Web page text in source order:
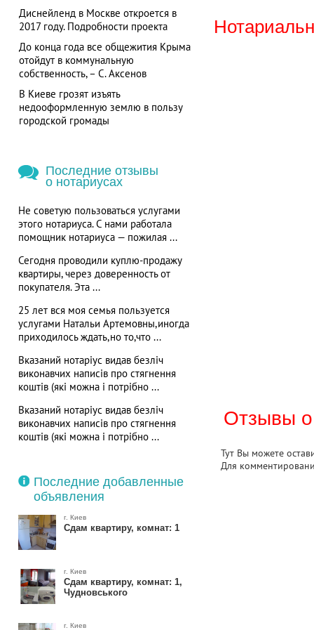
Диснейленд в Москве откроется в
2017 году. Подробности проекта
До конца года все общежития Крыма
отойдут в коммунальную
собственность, – С. Аксенов
В Киеве грозят изъять
недооформленную землю в пользу
городской громады
Последние отзывы
о нотариусах
Не советую пользоваться услугами
этого нотариуса. С нами работала
помощник нотариуса — пожилая ...
Сегодня проводили куплю-продажу
квартиры, через доверенность от
покупателя. Эта ...
25 лет вся моя семья пользуется
услугами Натальи Артемовны,иногда
приходилось ждать,но то,что ...
Вказаний нотаріус видав безліч
виконавчих написів про стягнення
коштів (які можна і потрібно ...
Вказаний нотаріус видав безліч
виконавчих написів про стягнення
коштів (які можна і потрібно ...
Последние добавленные
объявления
г. Киев
Сдам квартиру, комнат: 1
г. Киев
Сдам квартиру, комнат: 1,
Чудновського
г. Киев
Отзывы о
Тут Вы можете
Для